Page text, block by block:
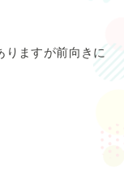
りますが前向きに